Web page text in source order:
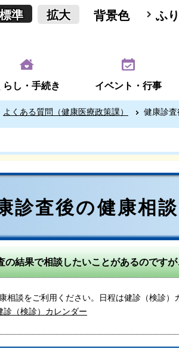
標準 拡大 背景色 ふ
らし・手続き イベント・行事
よくある質問（健康医療政策課） 健康診
診査後の健康相
の結果で相談したいことがあるのです
相談をご利用ください。日程は健診（検診）
診（検診）カレンダー